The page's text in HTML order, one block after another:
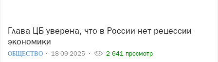
Глава ЦБ уверена, что в России нет рецессии
экономики
ОБЩЕСТВО 18-09-2025 2 641 просмотр